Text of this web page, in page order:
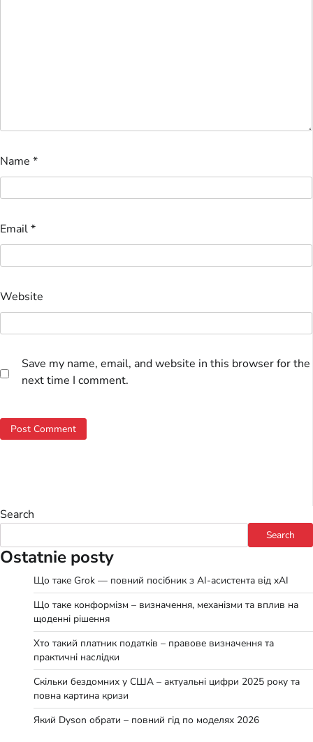
Name *
Email*
Website
Save my name, email, and website in this browser for the
next time I comment.
Search
Search
Ostatnie posty
Що таке Grok — повний посібник з AI-асистента від xAI
Що таке конформізм – визначення, механізми та вплив на
щоденні рішення
Хто такий платник податків – правове визначення та
практичні наслідки
Скільки бездомних у США – актуальні цифри 2025 року та
повна картина кризи
Який Dyson обрати – повний гід по моделях 2026